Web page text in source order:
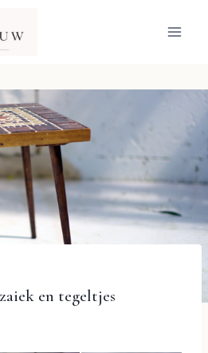
en tegeltjes